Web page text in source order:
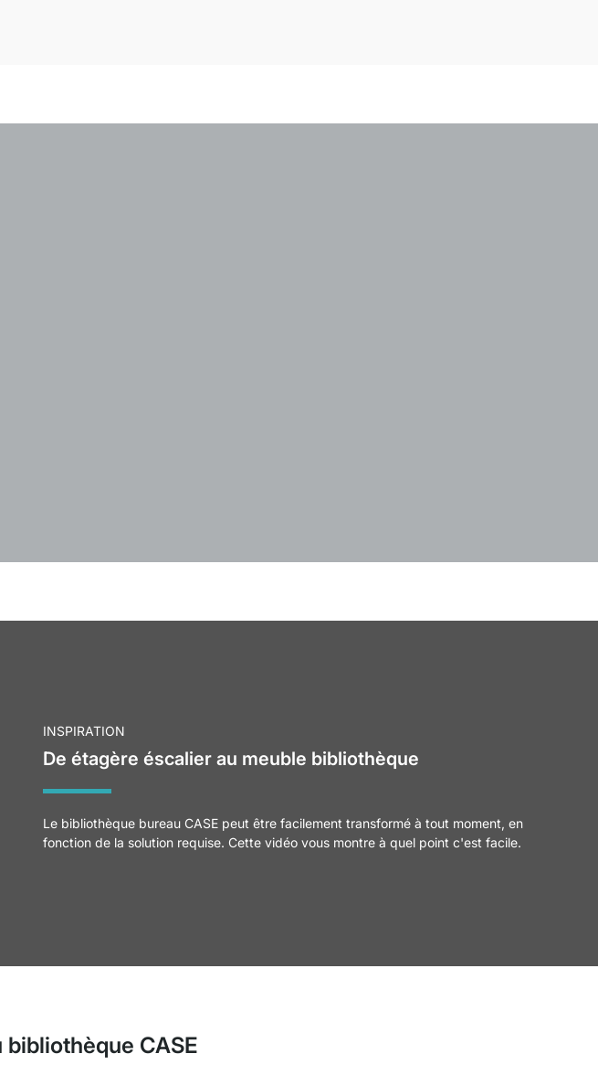
INSPIRATION
De étagère éscalier au meuble bibliothèque
Le bibliothèque bureau CASE peut être facilement transformé à tout moment, en
fonction de la solution requise. Cette vidéo vous montre à quel point c'est facile.
CASE